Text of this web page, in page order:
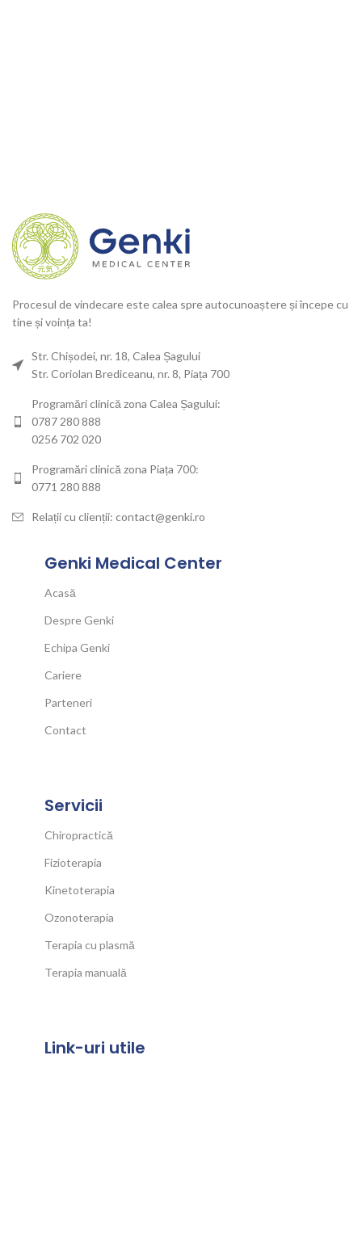
Procesul de vindecare este calea spre autocunoaștere și începe cu
tine și voința ta!
Str. Chișodei, nr. 18, Calea Șagului
Str. Coriolan Brediceanu, nr. 8, Piața 700
Programări clinică zona Calea Șagului:
0787 280 888
0256 702 020
Programări clinică zona Piața 700:
0771 280 888
Relații cu clienții: contact@genki.ro
Genki Medical Center
Acasă
Despre Genki
Echipa Genki
Cariere
Parteneri
Contact
Servicii
Chiropractică
Fizioterapia
Kinetoterapia
Ozonoterapia
Terapia cu plasmă
Terapia manuală
Link-uri utile